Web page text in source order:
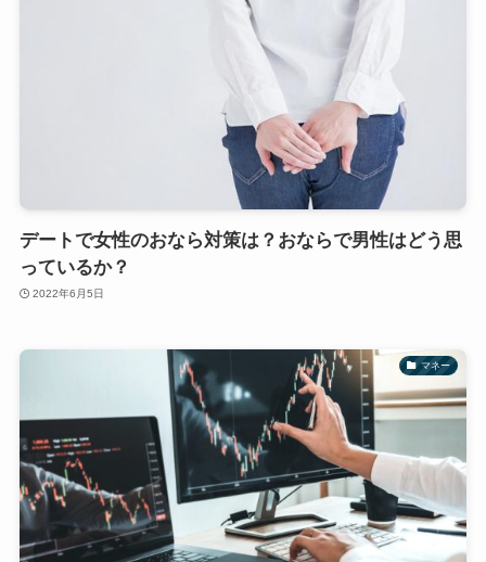
デートで女性のおなら対策は？おならで男性はどう思
っているか？
2022年6月5日
マネー